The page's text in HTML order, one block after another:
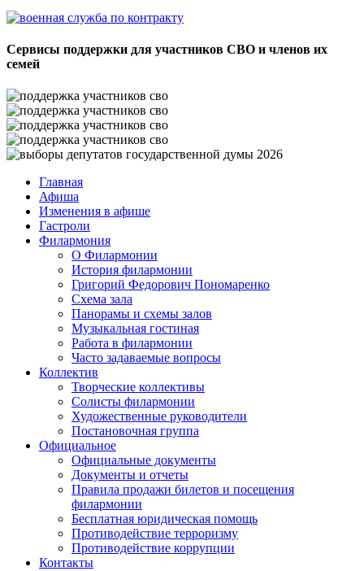
Сервисы поддержки для участников СВО и членов их
семей
Главная
Афиша
Изменения в афише
Гастроли
Филармония
О Филармонии
История филармонии
Григорий Федорович Пономаренко
Схема зала
Панорамы и схемы залов
Музыкальная гостиная
Работа в филармонии
Часто задаваемые вопросы
Коллектив
Творческие коллективы
Солисты филармонии
Художественные руководители
Постановочная группа
Официальное
Официальные документы
Документы и отчеты
Правила продажи билетов и посещения
филармонии
Бесплатная юридическая помощь
Противодействие терроризму
Противодействие коррупции
Контакты